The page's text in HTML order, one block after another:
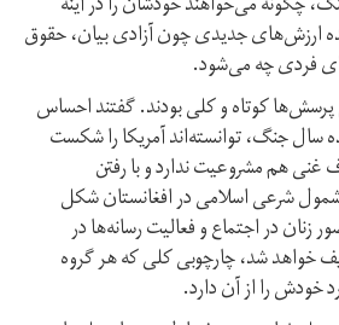
ببیند و آینده‌ ارزش‌های جدیدی چون آزادی بیان، حقوق
فردی چه می‌شود.
پرسش‌ها کوتاه و کلی بودند. گفتند احساس
سال جنگ، توانسته‌اند آمریکا را شکست
هم مشروعیت ندارد و با رفتن
شرعی اسلامی در افغانستان شکل
در اجتماع و فعالیت رسانه‌ها در
خواهد شد، چارچوبی کلی‌ که هر گروه
خودش را از آن دارد.